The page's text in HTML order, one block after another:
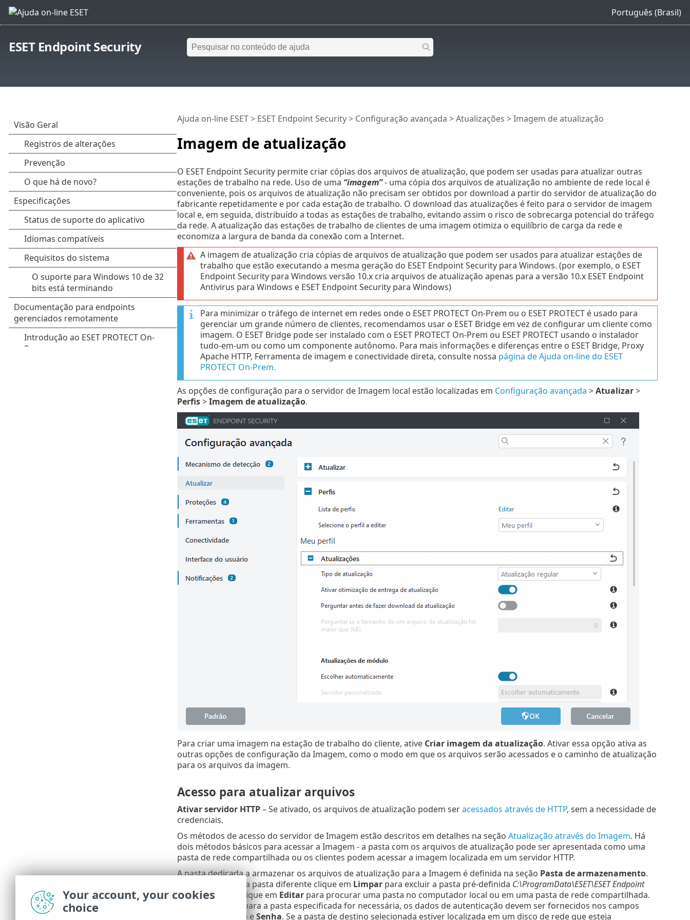
Português (Brasil)
ESET Endpoint Security
Imagem de atualização
Ajuda on-line ESET> ESET Endpoint Security> Configuração avançada >Atualizações > Imagem de atualização
O ESET Endpoint Security permite criar cópias dos arquivos de atualização, que podem ser usadas para atualizar outras
estações de trabalho na rede. Uso de uma “imagem”- uma cópia dos arquivos de atualização no ambiente de rede local é
conveniente, pois os arquivos de atualização não precisam ser obtidos por download a partir do servidor de atualização do
fabricante repetidamente e por cada estação de trabalho. O download das atualizações é feito para o servidor de imagem
local e, em seguida, distribuído a todas as estações de trabalho, evitando assim o risco de sobrecarga potencial do tráfego
da rede. A atualização das estações de trabalho de clientes de uma imagem otimiza o equilíbrio de carga da rede e
economiza a largura de banda da conexão com a Internet.
A imagem de atualização cria cópias de arquivos de atualização que podem ser usados para atualizar estações de
trabalho que estão executando a mesma geração do ESET Endpoint Security para Windows. (por exemplo, o ESET
Endpoint Security para Windows versão 10.x cria arquivos de atualização apenas para a versão 10.x ESET Endpoint
Antivirus para Windows e ESET Endpoint Security para Windows)
Para minimizar o tráfego de internet em redes onde o ESET PROTECT On-Prem ou o ESET PROTECT é usado para
gerenciar um grande número de clientes, recomendamos usar o ESET Bridge em vez de configurar um cliente como
imagem. O ESET Bridge pode ser instalado com o ESET PROTECT On-Prem ou ESET PROTECT usando o instalador
tudo-em-um ou como um componente autônomo. Para mais informações e diferenças entre o ESET Bridge, Proxy
Apache HTTP, Ferramenta de imagem e conectividade direta, consulte nossa página de Ajuda on-line do ESET
PROTECT On-Prem.
As opções de configuração para o servidor de Imagem local estão localizadas em Configuração avançada >Atualizar>
Perfis>Imagem de atualização.
Para criar uma imagem na estação de trabalho do cliente, ative Criar imagem da atualização. Ativar essa opção ativa as
outras opções de configuração da Imagem, como o modo em que os arquivos serão acessados e o caminho de atualização
para os arquivos da imagem.
Acesso para atualizar arquivos
Ativar servidor HTTP– Se ativado, os arquivos de atualização podem seracessados através de HTTP, sem a necessidade de
credenciais.
Os métodos de acesso do servidor de Imagem estão descritos em detalhes na seção Atualização através do Imagem. Há
dois métodos básicos para acessar a Imagem - a pasta com os arquivos de atualização pode ser apresentada como uma
pasta de rede compartilhada ou os clientes podem acessar a imagem localizada em um servidor HTTP.
A pasta dedicada a armazenar os arquivos de atualização para a Imagem é definida na seção Pasta de armazenamento.
Para escolher uma pasta diferente clique em Limparpara excluir a pasta pré-definida C:\ProgramData\ESET\ESET Endpoint
Security\mirror
e clique em Editarpara procurar uma pasta no computador local ou em uma pasta de rede compartilhada.
Se a autorização para a pasta especificada for necessária, os dados de autenticação devem ser fornecidos nos campos
Nome de usuário eSenha. Se a pasta de destino selecionada estiver localizada em um disco de rede que esteja
Your account, your cookies
choice